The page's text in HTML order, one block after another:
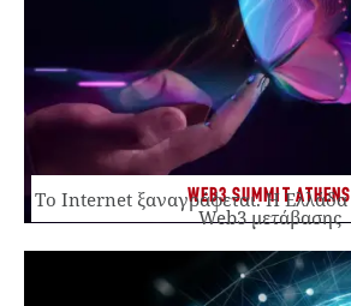
WEB3 SUMMIT ATHENS
Το Internet ξαναγράφεται. Η Ελλάδα
Web3 μετάβασης